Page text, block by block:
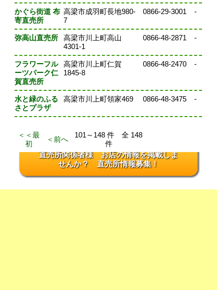
かぐら街道 布
寄直売所
高梁市成羽町長地980-
7
0866-29-3001 -
弥高山直売所
高梁市川上町高山
4301-1
0866-48-2871 -
フラワーフル
ーツパーク仁
賀直売所
高梁市川上町仁賀
1845-8
0866-48-2470 -
水と緑のふる
さとプラザ
高梁市川上町領家469 0866-48-3475 -
＜＜最
初
＜前へ
101～148 件 全 148
件
直売所関係者様 お店の情報を掲載しま
せんか？ 直売所情報募集！